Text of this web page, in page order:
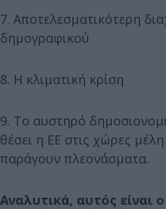
7. Αποτελεσματικότερη
δημογραφικού
8. Η κλιματική κρίση
9. Το αυστηρό
θέσει η ΕΕ στις χώρες
παράγουν πλεονάσματα.
Αναλυτικά, αυτός είναι